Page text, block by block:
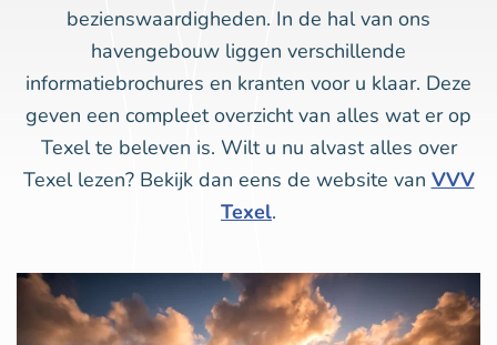
bezienswaardigheden. In de hal van ons
havengebouw liggen verschillende
informatiebrochures en kranten voor u klaar. Deze
geven een compleet overzicht van alles wat er op
Texel te beleven is. Wilt u nu alvast alles over
Texel lezen? Bekijk dan eens de website van VVV
Texel.